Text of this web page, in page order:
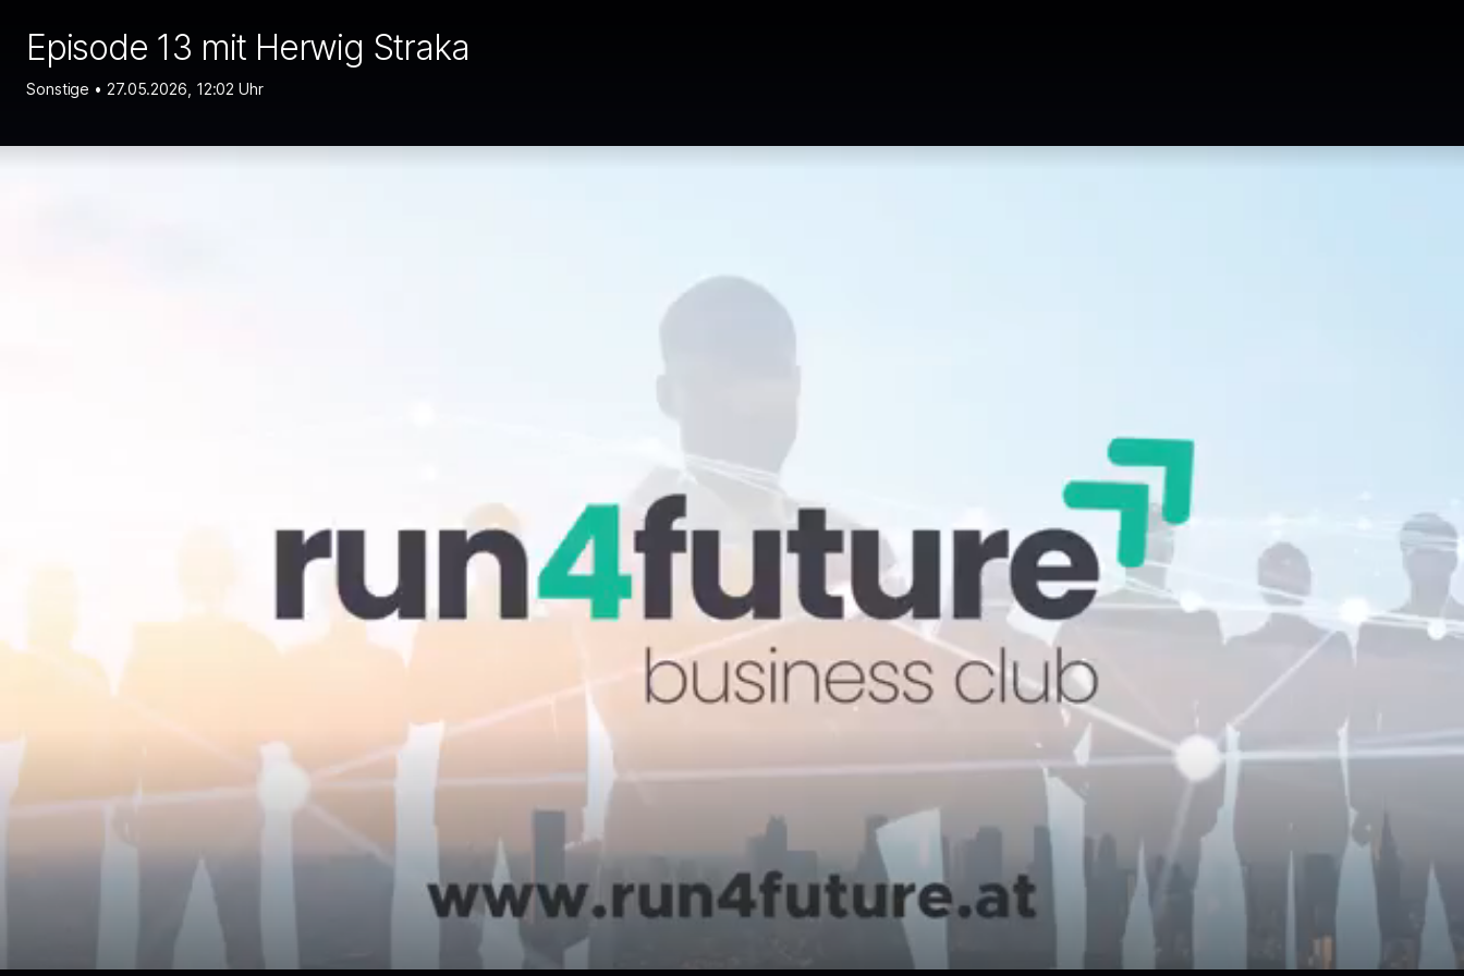
Episode 13 mit Herwig Straka
Sonstige • 27.05.2026, 12:02 Uhr